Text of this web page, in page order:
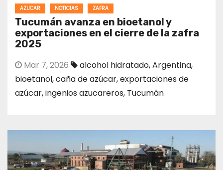
AZUCAR NOTICIAS ZAFRA
Tucumán avanza en bioetanol y
exportaciones en el cierre de la zafra
2025
Mar 7, 2026 alcohol hidratado,Argentina,
bioetanol,caña de azúcar,exportaciones de
azúcar,ingenios azucareros, Tucumán